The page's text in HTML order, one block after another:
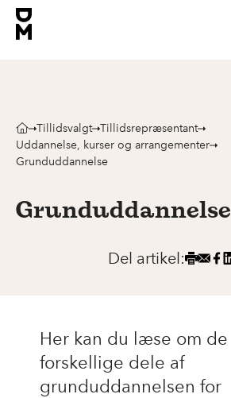
Tillidsvalgt Tillidsrepræsentant
Uddannelse, kurser og arrangementer
Grunduddannelse
Grunduddannelse
Del artikel:
Her kan du læse om de
forskellige dele af
grunduddannelsen for